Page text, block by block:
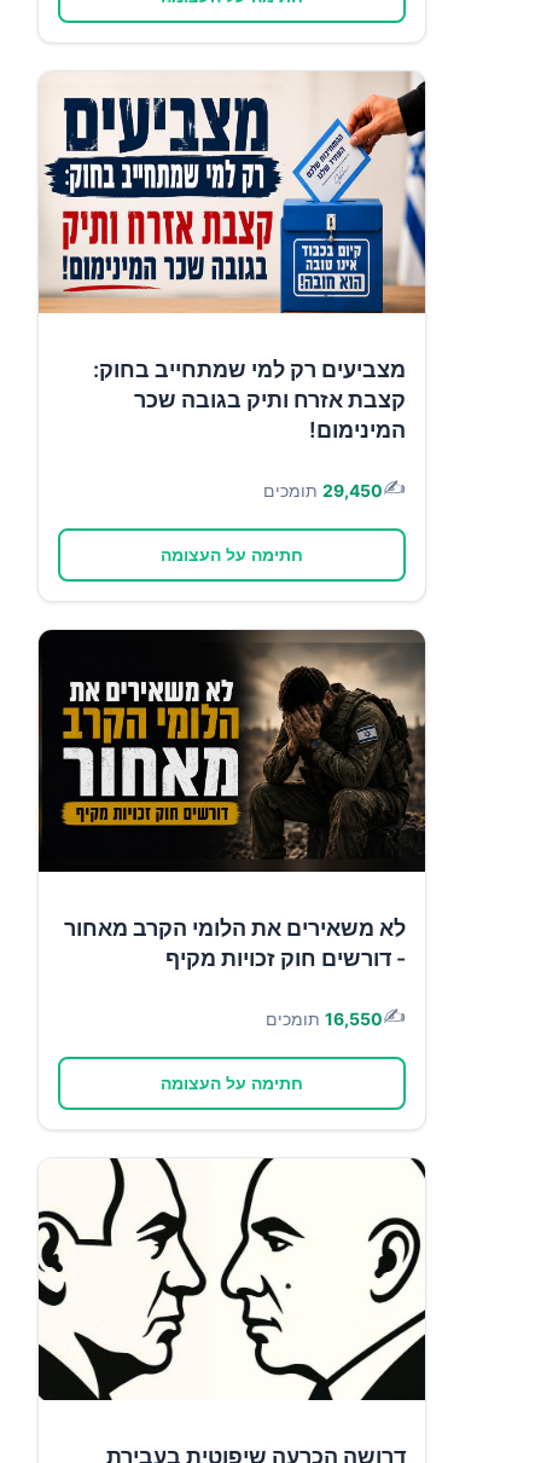
מצביעים רק למי שמתחייב בחוק:
קצבת אזרח ותיק בגובה שכר
המינימום!
✍️
29,450 תומכים
חתימה על העצומה
לא משאירים את הלומי הקרב מאחור
- דורשים חוק זכויות מקיף
✍️
16,550 תומכים
חתימה על העצומה
דרושה הכרעה שיפוטית בעבירת